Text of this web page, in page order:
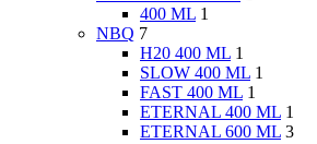
400 ML 1
NBQ 7
H20 400 ML 1
SLOW 400 ML 1
FAST 400 ML 1
ETERNAL 400 ML 1
ETERNAL 600 ML 3